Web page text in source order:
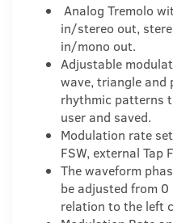
Analog Tremolo
in/stereo out,
in/mono out.
Adjustable
wave, triangle and
rhythmic patterns
user and saved.
Modulation rate set
FSW, external Tap
The waveform
be adjusted from 0
relation to the left